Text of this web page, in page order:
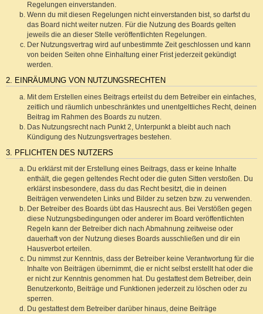
Regelungen einverstanden.
Wenn du mit diesen Regelungen nicht einverstanden bist, so darfst du
das Board nicht weiter nutzen. Für die Nutzung des Boards gelten
jeweils die an dieser Stelle veröffentlichten Regelungen.
Der Nutzungsvertrag wird auf unbestimmte Zeit geschlossen und kann
von beiden Seiten ohne Einhaltung einer Frist jederzeit gekündigt
werden.
2. EINRÄUMUNG VON NUTZUNGSRECHTEN
Mit dem Erstellen eines Beitrags erteilst du dem Betreiber ein einfaches,
zeitlich und räumlich unbeschränktes und unentgeltliches Recht, deinen
Beitrag im Rahmen des Boards zu nutzen.
Das Nutzungsrecht nach Punkt 2, Unterpunkt a bleibt auch nach
Kündigung des Nutzungsvertrages bestehen.
3. PFLICHTEN DES NUTZERS
Du erklärst mit der Erstellung eines Beitrags, dass er keine Inhalte
enthält, die gegen geltendes Recht oder die guten Sitten verstoßen. Du
erklärst insbesondere, dass du das Recht besitzt, die in deinen
Beiträgen verwendeten Links und Bilder zu setzen bzw. zu verwenden.
Der Betreiber des Boards übt das Hausrecht aus. Bei Verstößen gegen
diese Nutzungsbedingungen oder anderer im Board veröffentlichten
Regeln kann der Betreiber dich nach Abmahnung zeitweise oder
dauerhaft von der Nutzung dieses Boards ausschließen und dir ein
Hausverbot erteilen.
Du nimmst zur Kenntnis, dass der Betreiber keine Verantwortung für die
Inhalte von Beiträgen übernimmt, die er nicht selbst erstellt hat oder die
er nicht zur Kenntnis genommen hat. Du gestattest dem Betreiber, dein
Benutzerkonto, Beiträge und Funktionen jederzeit zu löschen oder zu
sperren.
Du gestattest dem Betreiber darüber hinaus, deine Beiträge